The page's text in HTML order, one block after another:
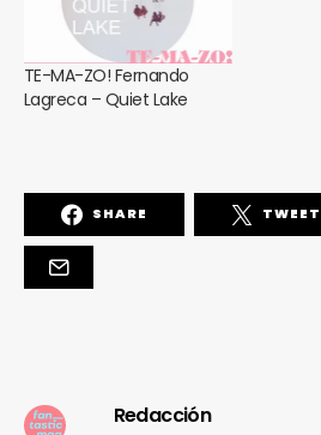
TE-MA-ZO! Fernando
Lagreca – Quiet Lake
SHARE TWEET
Redacción